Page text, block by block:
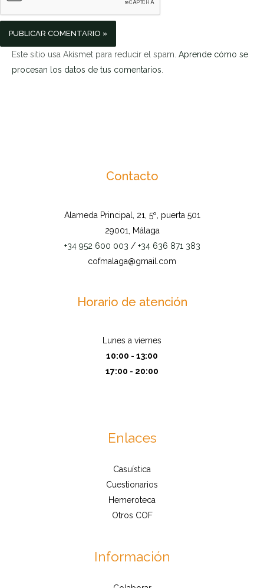
Este sitio usa Akismet para reducir el spam. Aprende cómo se
procesan los datos de tus comentarios.
Contacto
Alameda Principal, 21, 5º, puerta 501
29001, Málaga
+34 952 600 003 / +34 636 871 383
cofmalaga@gmail.com
Horario de atención
Lunes a viernes
10:00 - 13:00
17:00 - 20:00
Enlaces
Casuística
Cuestionarios
Hemeroteca
Otros COF
Información